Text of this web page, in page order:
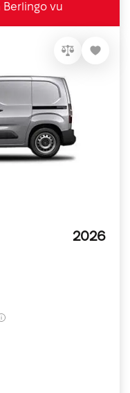
Berlingo vu
2026